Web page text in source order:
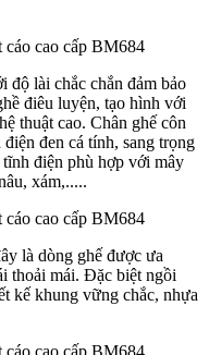
độ lài chắc chắn đảm bảo
điêu luyện, tạo hình với
thuật cao. Chân ghế côn
đen cá tính, sang trọng
tĩnh điện phù hợp với mây
xám,.....
là dòng ghế được ưa
thoải mái. Đặc biệt ngồi
kế khung vững chắc, nhựa